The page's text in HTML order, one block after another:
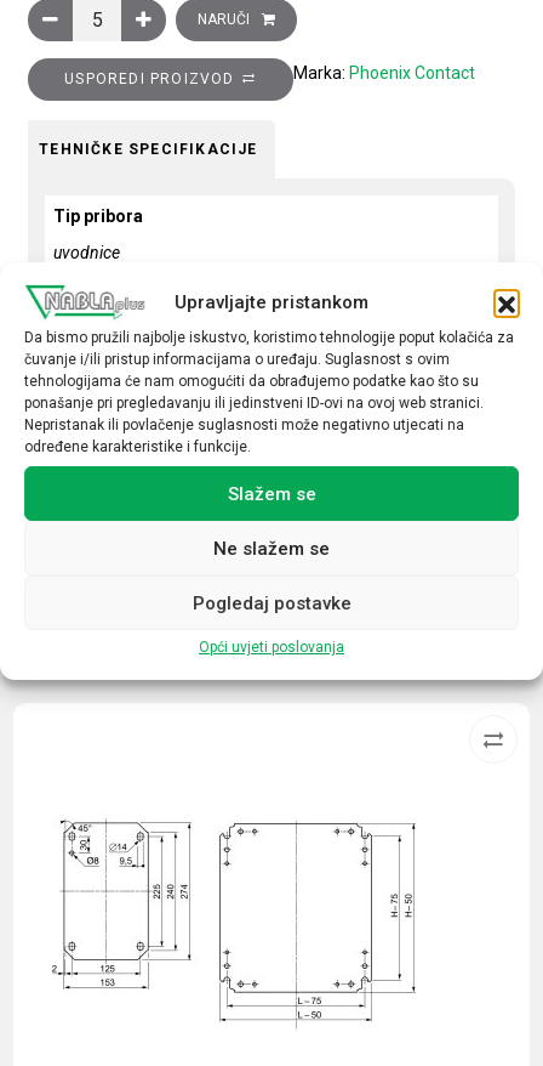
Upravljajte pristankom
Da bismo pružili najbolje iskustvo, koristimo tehnologije poput kolačića za
čuvanje i/ili pristup informacijama o uređaju. Suglasnost s ovim
tehnologijama će nam omogućiti da obrađujemo podatke kao što su
ponašanje pri pregledavanju ili jedinstveni ID-ovi na ovoj web stranici.
Nepristanak ili povlačenje suglasnosti može negativno utjecati na
određene karakteristike i funkcije.
Slažem se
Ne slažem se
Pogledaj postavke
Opći uvjeti poslovanja
Uvodnica kabelska polyamid, PG16, promjer vanjskog kabla
NARUČI
USPOREDI PROIZVOD Marka: Phoenix Contact
TEHNIČKE SPECIFIKACIJE
Tip pribora
uvodnice
Boja
siva
materijal
polyamid
Veličina navoja
Povezani proizvodi